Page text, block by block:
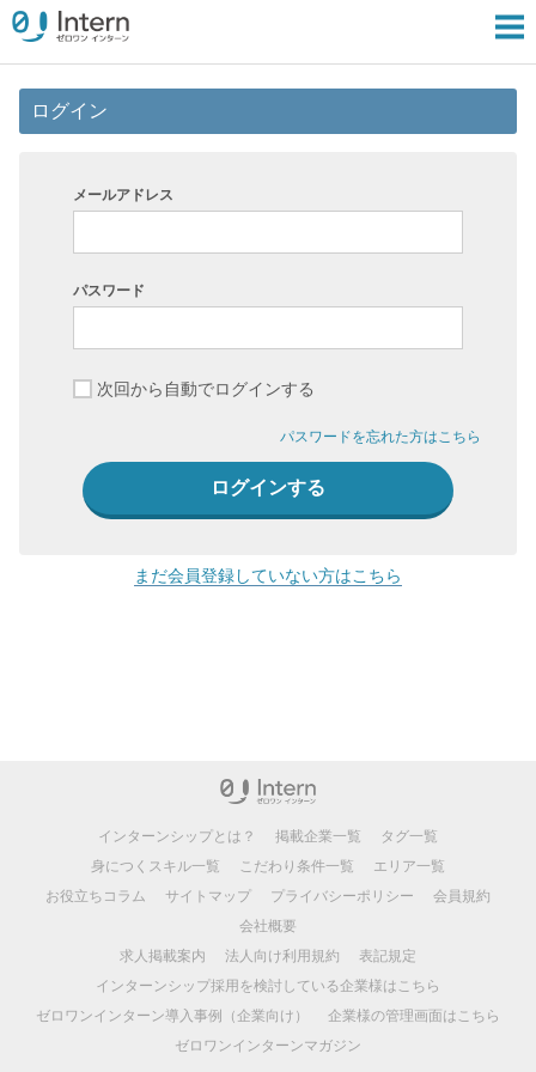
ログイン
メールアドレス
パスワード
次回から自動でログインする
パスワードを忘れた方はこちら
まだ会員登録していない方はこちら
インターンシップとは？ 掲載企業一覧
タグ一覧
身につくスキル一覧
こだわり条件一覧
エリア一覧
お役立ちコラム
サイトマップ プライバシーポリシー
会員規約
会社概要
求人掲載案内
法人向け利用規約
表記規定
インターンシップ採用を検討している企業様はこちら
ゼロワンインターン導入事例（企業向け）
企業様の管理画面はこちら
ゼロワンインターンマガジン